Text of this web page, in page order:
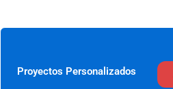
Proyectos Personalizados